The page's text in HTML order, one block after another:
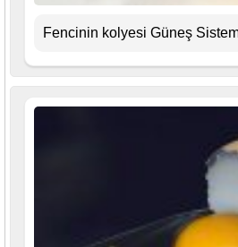
Fencinin kolyesi Güneş